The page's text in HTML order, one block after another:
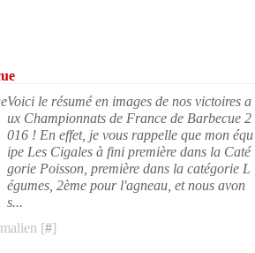
Voici le résumé en images de nos victoires a
ux Championnats de France de Barbecue 2
016 ! En effet, je vous rappelle que mon équ
ipe Les Cigales à fini première dans la Caté
gorie Poisson, première dans la catégorie L
égumes, 2ème pour l'agneau, et nous avon
s...
[#]